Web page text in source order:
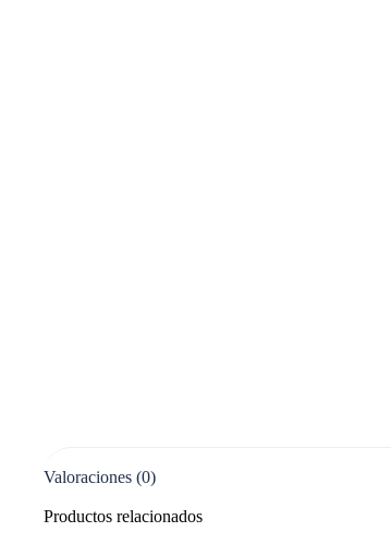
Valoraciones (0)
Productos relacionados